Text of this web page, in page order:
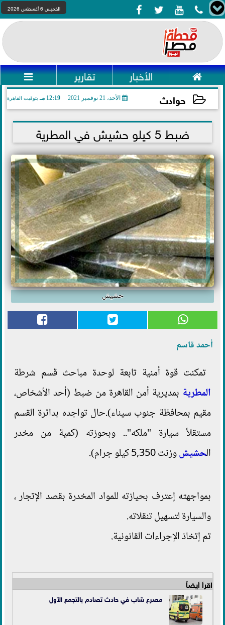
    الخميس 6 أغسطس 2026
 الأخبار تقارير 
حوادث الأحد، 21 نوفمبر 2021 12:19 مـ بتوقيت القاهرة
2021-11-21 12:19:28ضبط 5 كيلو حشيش في المطرية
حشيش
أحمد قاسم
تمكنت قوة أمنية تابعة لوحدة مباحث قسم شرطة
المطرية بمديرية أمن القاهرة من ضبط (أحد الأشخاص،
مقيم بمحافظة جنوب سيناء).حال تواجده بدائرة القسم
مستقلاً سيارة "ملكه".. وبحوزته (كمية من مخدر
الحشيشوزنت 5,350 كيلو جرام).
بمواجهته إعترف بحيازته للمواد المخدرة بقصد الإتجار ،
والسيارة لتسهيل تنقلاته.
تم إتخاذ الإجراءات القانونية.
اقرأ أيضاً
مصرع شاب في حادث تصادم بالتجمع الأول